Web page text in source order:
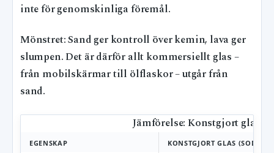
inte för genomskinliga föremål.
Mönstret: Sand ger kontroll över kemin, lava ger
slumpen. Det är därför allt kommersiellt glas –
från mobilskärmar till ölflaskor – utgår från
sand.
Jämförelse: Konstgjort glas
EGENSKAP KONSTGJORT GLAS (SODA-